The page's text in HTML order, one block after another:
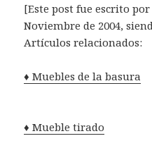
[Este post fue escrito
Noviembre de 2004,
Artículos relacionados:
♦ Muebles de la basura
♦ Mueble tirado